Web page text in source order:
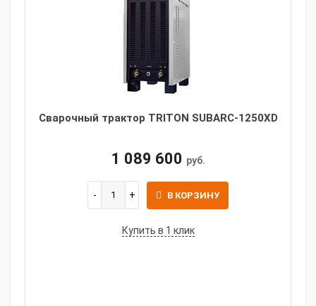
Сварочный трактор TRITON SUBARC-1250XD
1 089 600 руб.
В КОРЗИНУ
Купить в 1 клик